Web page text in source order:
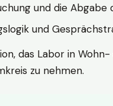
und die Abgabe
und
das Labor in
zu nehmen.